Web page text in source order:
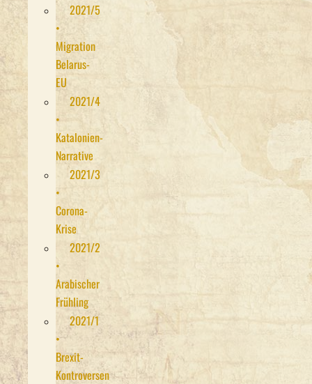
2021/5
•
Migration
Belarus-
EU
2021/4
•
Katalonien-
Narrative
2021/3
•
Corona-
Krise
2021/2
•
Arabischer
Frühling
2021/1
•
Brexit-
Kontroversen